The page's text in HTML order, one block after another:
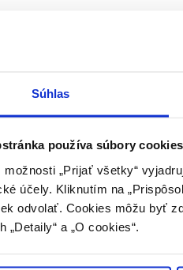
Súhlas
používa súbory cookies
možnosti „Prijať všetky“
účely. Kliknutím na
odvolať. Cookies môžu byť
„Detaily“ a „O cookies“.
chránič -
delenou konštrukciou, sú